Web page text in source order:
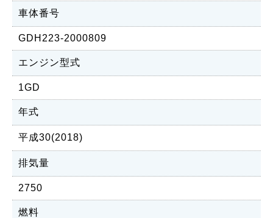
車体番号
GDH223-2000809
エンジン型式
1GD
年式
平成30(2018)
排気量
2750
燃料